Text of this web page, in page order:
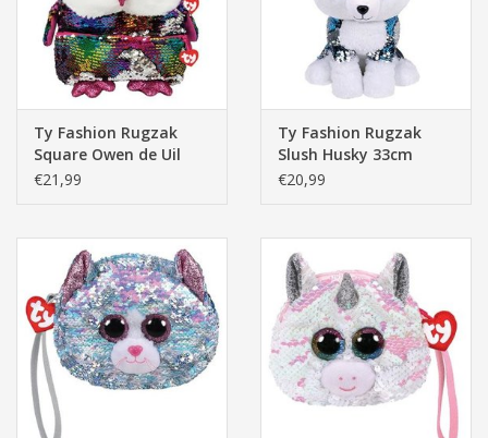
Ty Fashion Rugzak
Square Owen de Uil
(26x20x12cm)
€21,99
Ty Fashion Rugzak
Slush Husky 33cm
€20,99